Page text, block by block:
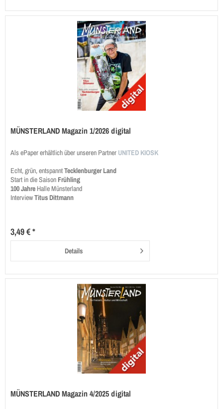
MÜNSTERLAND Magazin 1/2026 digital
Als ePaper erhältlich über unseren Partner UNITED KIOSK
Echt, grün, entspanntTecklenburger Land
Start in die Saison Frühling
100 Jahre Halle Münsterland
InterviewTitus Dittmann
3,49 € *
Details
MÜNSTERLAND Magazin 4/2025 digital